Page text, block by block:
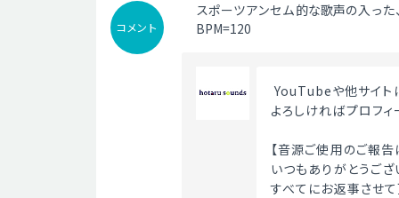
コメント
スポーツアンセム的な歌声の入っ
BPM=120
YouTubeや他サイト
よろしければプロフ
【音源ご使用のご報告
いつもありがとうござ
すべてにお返事させ